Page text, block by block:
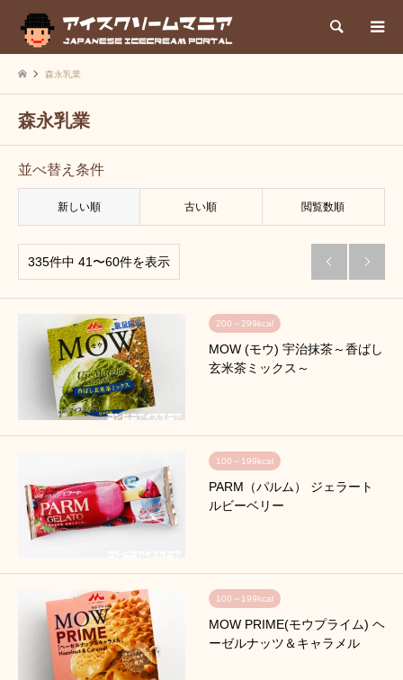
検索
森永乳業
森永乳業
並べ替え条件
新しい順 古い順 閲覧数順
335件中 41〜60件を表示  
200～299kcal
MOW (モウ) 宇治抹茶～香ばし
玄米茶ミックス～
100～199kcal
PARM（パルム） ジェラート
ルビーベリー
100～199kcal
MOW PRIME(モウプライム) ヘ
ーゼルナッツ＆キャラメル